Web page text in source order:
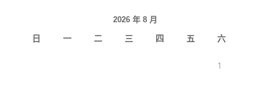
2026 年 8 月
日 一 二 三 四 五 六
1